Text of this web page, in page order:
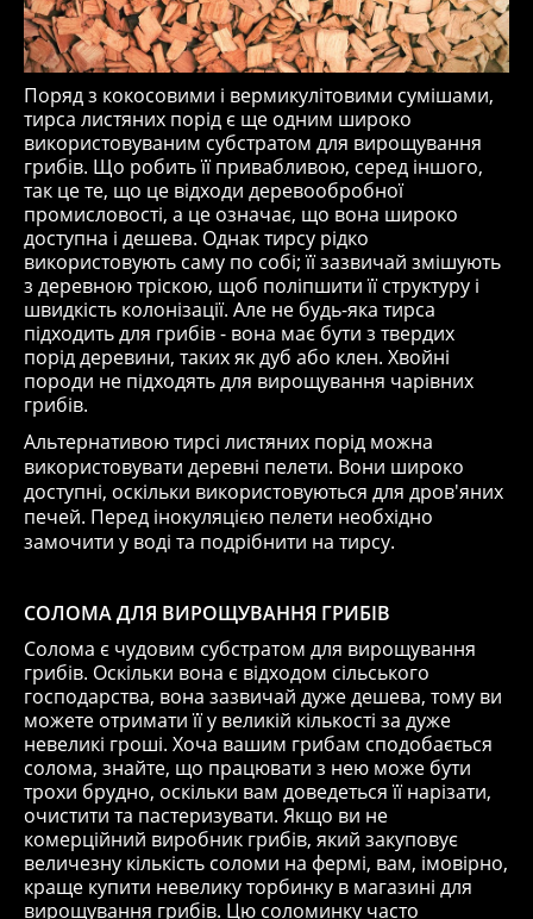
Поряд з кокосовими і вермикулітовими сумішами,
тирса листяних порід є ще одним широко
використовуваним субстратом для вирощування
грибів. Що робить її привабливою, серед іншого,
так це те, що це відходи деревообробної
промисловості, а це означає, що вона широко
доступна і дешева. Однак тирсу рідко
використовують саму по собі; її зазвичай змішують
з деревною тріскою, щоб поліпшити її структуру і
швидкість колонізації. Але не будь-яка тирса
підходить для грибів - вона має бути з твердих
порід деревини, таких як дуб або клен. Хвойні
породи не підходять для вирощування чарівних
грибів.
Альтернативою тирсі листяних порід можна
використовувати деревні пелети. Вони широко
доступні, оскільки використовуються для дров'яних
печей. Перед інокуляцією пелети необхідно
замочити у воді та подрібнити на тирсу.
СОЛОМА ДЛЯ ВИРОЩУВАННЯ ГРИБІВ
Солома є чудовим субстратом для вирощування
грибів. Оскільки вона є відходом сільського
господарства, вона зазвичай дуже дешева, тому ви
можете отримати її у великій кількості за дуже
невеликі гроші. Хоча вашим грибам сподобається
солома, знайте, що працювати з нею може бути
трохи брудно, оскільки вам доведеться її нарізати,
очистити та пастеризувати. Якщо ви не
комерційний виробник грибів, який закуповує
величезну кількість соломи на фермі, вам, імовірно,
краще купити невелику торбинку в магазині для
вирощування грибів. Цю соломинку часто